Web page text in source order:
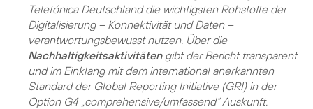
Telefónica Deutschland die wichtigsten Rohstoffe der
Digitalisierung – Konnektivität und Daten –
verantwortungsbewusst nutzen. Über die
Nachhaltigkeitsaktivitätengibt der Bericht transparent
und im Einklang mit dem international anerkannten
Standard der Global Reporting Initiative (GRI) in der
Option G4 „comprehensive/umfassend“ Auskunft.